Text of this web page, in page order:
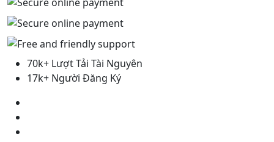
70k+ Lượt Tải Tài Nguyên
17k+ Người Đăng Ký